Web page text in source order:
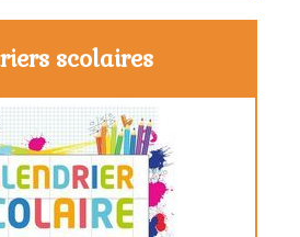
scolaires